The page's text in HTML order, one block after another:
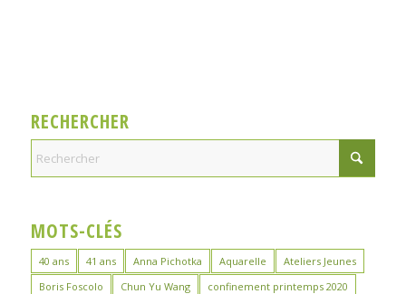
RECHERCHER
MOTS-CLÉS
40 ans 41 ans Anna Pichotka Aquarelle
Ateliers Jeunes
Boris Foscolo
Chun Yu Wang
confinement printemps 2020